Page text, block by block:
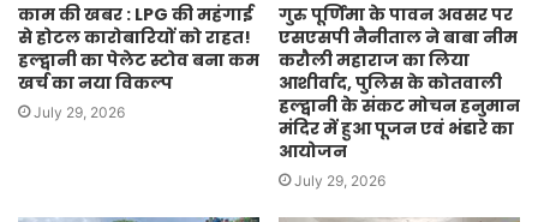
काम की खबर : LPG की महंगाई
से होटल कारोबारियों को राहत!
हल्द्वानी का पेलेट स्टोव बना कम
खर्च का नया विकल्प
July 29, 2026
गुरु पूर्णिमा के पावन अवसर पर
एसएसपी नैनीताल ने बाबा नीम
करौली महाराज का लिया
आशीर्वाद, पुलिस के कोतवाली
हल्द्वानी के संकट मोचन हनुमान
मंदिर में हुआ पूजन एवं भंडारे का
आयोजन
July 29, 2026